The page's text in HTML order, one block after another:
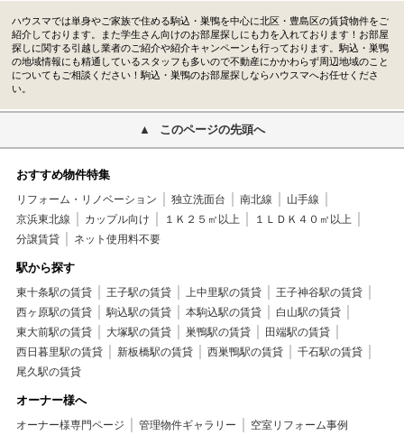
ハウスマでは単身やご家族で住める駒込・巣鴨を中心に北区・豊島区の賃貸物件をご
紹介しております。また学生さん向けのお部屋探しにも力を入れております！お部屋
探しに関する引越し業者のご紹介や紹介キャンペーンも行っております。駒込・巣鴨
の地域情報にも精通しているスタッフも多いので不動産にかかわらず周辺地域のこと
についてもご相談ください！駒込・巣鴨のお部屋探しならハウスマへお任せくださ
い。
このページの先頭へ
おすすめ物件特集
リフォーム・リノベーション 独立洗面台 南北線
山手線
京浜東北線
カップル向け １Ｋ２５㎡以上
１ＬＤＫ４０㎡以上
分譲賃貸
ネット使用料不要
駅から探す
東十条駅の賃貸 王子駅の賃貸 上中里駅の賃貸
王子神谷駅の賃貸
西ヶ原駅の賃貸
駒込駅の賃貸 本駒込駅の賃貸
白山駅の賃貸
東大前駅の賃貸
大塚駅の賃貸 巣鴨駅の賃貸
田端駅の賃貸
西日暮里駅の賃貸
新板橋駅の賃貸 西巣鴨駅の賃貸
千石駅の賃貸
尾久駅の賃貸
オーナー様へ
オーナー様専門ページ 管理物件ギャラリー 空室リフォーム事例